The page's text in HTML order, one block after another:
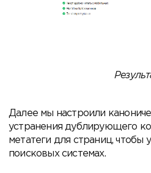
Далее мы настроили
устранения дублирующего
метатеги для страниц, чтобы
поисковых системах.